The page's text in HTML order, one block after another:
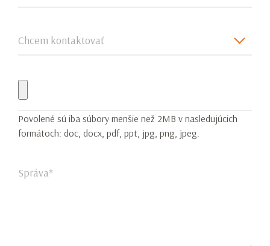
Chcem kontaktovať
Povolené sú iba súbory menšie než 2MB v nasledujúcich
formátoch: doc, docx, pdf, ppt, jpg, png, jpeg.
Správa*